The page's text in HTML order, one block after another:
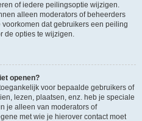
of iedere peilingsoptie wijzigen.
alleen moderators of beheerders
dat gebruikers een peiling
de opties te wijzigen.
openen?
voor bepaalde gebruikers of
lezen, plaatsen, enz. heb je speciale
je alleen van moderators of
met wie je hierover contact moet